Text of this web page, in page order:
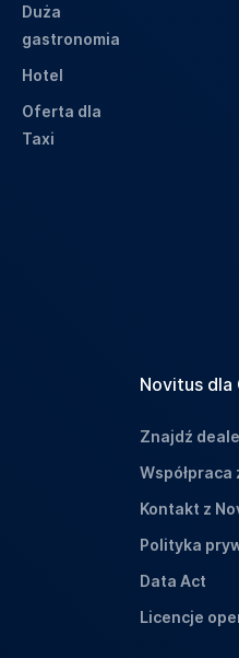
Duża
gastronomia
Hotel
Oferta dla
Taxi
Novitus dla
Znajdź
Współpraca
Kontakt z
Polityka
Data Act
Licencje